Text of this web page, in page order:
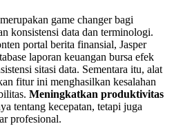
merupakan game changer bagi
konsistensi data dan terminologi.
portal berita finansial, Jasper
laporan keuangan bursa efek
sitasi data. Sementara itu, alat
fitur ini menghasilkan kesalahan
Meningkatkan produktivitas
tentang kecepatan, tetapi juga
profesional.